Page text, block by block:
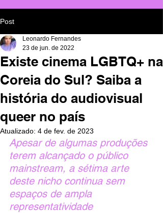
Post
Existe cinema LGBTQ+ na
Coreia do Sul? Saiba a
história do audiovisual
queer no país
Leonardo Fernandes
23 de jun. de 2022
Atualizado: 4 de fev. de 2023
Apesar de algumas produções
terem alcançado o público
mainstream, a sétima arte
deste nicho continua sem
espaços de ampla
representatividade